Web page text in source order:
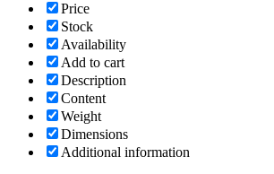
Price
Stock
Availability
Add to cart
Description
Content
Weight
Dimensions
Additional information